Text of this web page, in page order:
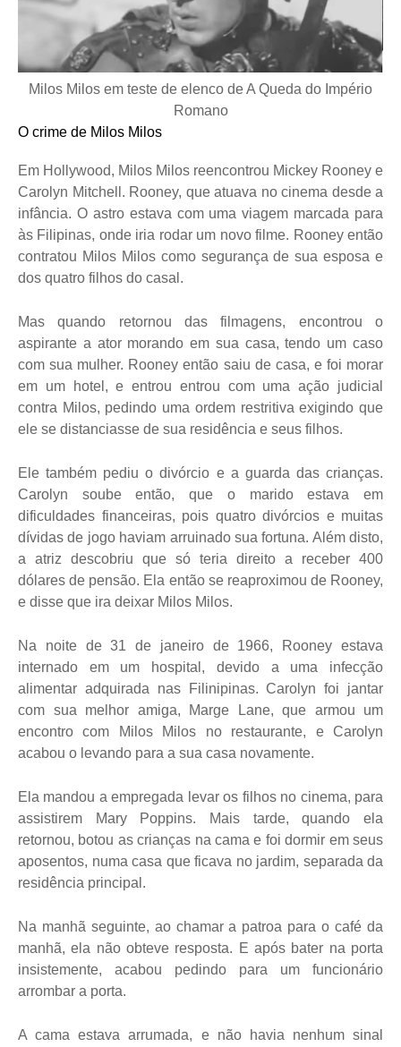
Milos Milos em teste de elenco de A Queda do Império
Romano
O crime de Milos Milos
Em Hollywood, Milos Milos reencontrou Mickey Rooney e
Carolyn Mitchell. Rooney, que atuava no cinema desde a
infância. O astro estava com uma viagem marcada para
às Filipinas, onde iria rodar um novo filme. Rooney então
contratou Milos Milos como segurança de sua esposa e
dos quatro filhos do casal.
Mas quando retornou das filmagens, encontrou o
aspirante a ator morando em sua casa, tendo um caso
com sua mulher. Rooney então saiu de casa, e foi morar
em um hotel, e entrou entrou com uma ação judicial
contra Milos, pedindo uma ordem restritiva exigindo que
ele se distanciasse de sua residência e seus filhos.
Ele também pediu o divórcio e a guarda das crianças.
Carolyn soube então, que o marido estava em
dificuldades financeiras, pois quatro divórcios e muitas
dívidas de jogo haviam arruinado sua fortuna. Além disto,
a atriz descobriu que só teria direito a receber 400
dólares de pensão. Ela então se reaproximou de Rooney,
e disse que ira deixar Milos Milos.
Na noite de 31 de janeiro de 1966, Rooney estava
internado em um hospital, devido a uma infecção
alimentar adquirada nas Filinipinas. Carolyn foi jantar
com sua melhor amiga, Marge Lane, que armou um
encontro com Milos Milos no restaurante, e Carolyn
acabou o levando para a sua casa novamente.
Ela mandou a empregada levar os filhos no cinema, para
assistirem Mary Poppins. Mais tarde, quando ela
retornou, botou as crianças na cama e foi dormir em seus
aposentos, numa casa que ficava no jardim, separada da
residência principal.
Na manhã seguinte, ao chamar a patroa para o café da
manhã, ela não obteve resposta. E após bater na porta
insistemente, acabou pedindo para um funcionário
arrombar a porta.
A cama estava arrumada, e não havia nenhum sinal